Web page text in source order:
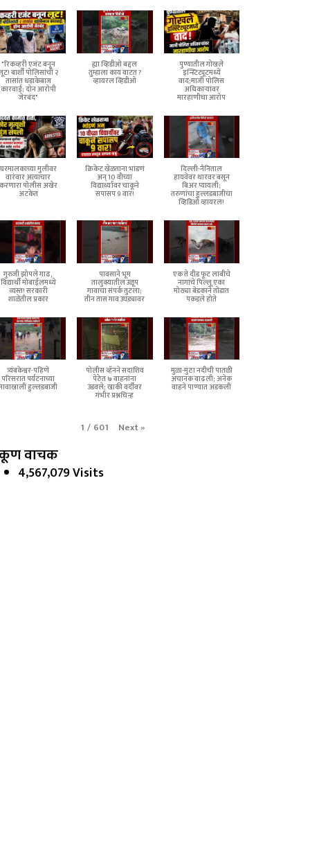
"रिकव्हरी एजंट बनून
बार्शी पोलिसांची २
तासांत धडाकेबाज
कारवाई; दोन आरोपी
जेरबंद"
ह्या व्हिडीओ बद्दल
तुम्हाला काय वाटत ?
व्हायरल व्हिडीओ
पुण्यातील गोखले
इन्स्टिट्यूटमध्ये
वाद;माजी पोलिस
अधिकाऱ्यांवर
मारहाणीचा आरोप
घरमालकाच्या मुलीवर
वारंवार अत्याचार
करणारा पोलीस अखेर
अटकेत
क्रिकेट खेळताना भांडणं
अन् 10 वीच्या
विद्यार्थ्यावर चाकूने
सपासप 9 वार!
दिल्ली-नैनिताल
हायवेवर थारवर बसून
बिअर प्यायली;
तरुणांचा हुल्लडबाजीचा
व्हिडिओ व्हायरल!
गुरुजी झोपले गाढ,
विद्यार्थी मोबाईलमध्ये
व्यस्त! सरकारी
शाळेतील प्रकार
पावसाने भूम
तालुक्यातील उळूप
गावाचा संपर्क तुटला;
तीन तास गाव उघड्यावर
एक ते दीड फूट लांबीचे
नागाचे पिल्लू एका
मोठ्या बेडकाने तोंडात
पकडले होते
त्र्यंबकेश्वर-पहिणे
परिसरात पर्यटनाच्या
हुल्लडबाजी
पोलीस व्हॅनने सदाशिव
पेठेत ७ वाहनांना
उडवले; खाकी वर्दीवर
गंभीर प्रश्नचिन्ह
मुळा-मुठा नदीची पातळी
अचानक वाढली; अनेक
वाहने पाण्यात अडकली
1 / 601 Next»
वाचक
4,567,079 Visits